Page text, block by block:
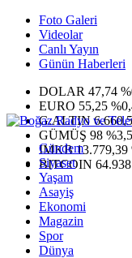
Foto Galeri
Videolar
Canlı Yayın
Günün Haberleri
DOLAR 47,74
EURO 55,25
G.ALTIN
GÜMÜŞ 98
IMKB13.779,39
BITCOIN 64.938
Gündem
Siyaset
Yaşam
Asayiş
Ekonomi
Magazin
Spor
Dünya